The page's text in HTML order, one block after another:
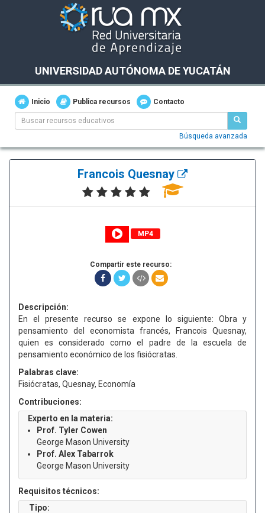
UNIVERSIDAD AUTÓNOMA DE YUCATÁN
Inicio Publica recursos Contacto
Búsqueda avanzada
Francois Quesnay
MP4
Compartir este recurso:
Descripción:
En el presente recurso se expone lo siguiente: Obra y
pensamiento del economista francés, Francois Quesnay,
quien es considerado como el padre de la escuela de
pensamiento económico de los fisiócratas.
Palabras clave:
Fisiócratas, Quesnay, Economía
Contribuciones:
Experto en la materia:
Prof. Tyler Cowen
George Mason University
Prof. Alex Tabarrok
George Mason University
Requisitos técnicos:
Tipo: